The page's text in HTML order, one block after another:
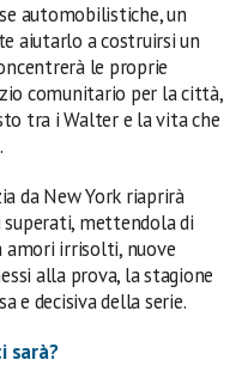
automobilistiche, un
aiutarlo a costruirsi un
le proprie
comunitario per la città,
tra i Walter e la vita che
da New York riaprirà
mettendola di
amori irrisolti, nuove
alla prova, la stagione
e decisiva della serie.
sarà?